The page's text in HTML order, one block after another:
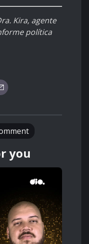
Kira, agente
política
you